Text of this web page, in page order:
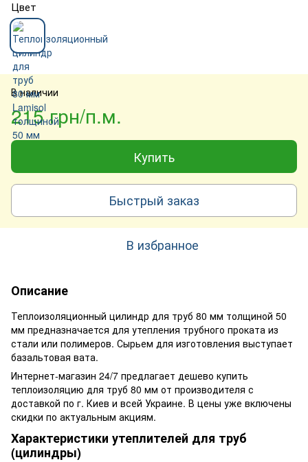
Цвет
В наличии
215 грн/п.м.
Купить
Быстрый заказ
В избранное
Описание
Теплоизоляционный цилиндр для труб 80 мм толщиной 50
мм предназначается для утепления трубного проката из
стали или полимеров. Сырьем для изготовления выступает
базальтовая вата.
Интернет-магазин 24/7 предлагает дешево купить
теплоизоляцию для труб 80 мм от производителя с
доставкой по г. Киев и всей Украине. В цены уже включены
скидки по актуальным акциям.
Характеристики утеплителей для труб
(цилиндры)